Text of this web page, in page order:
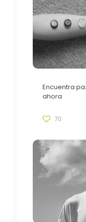
Encuentra
ahora
70